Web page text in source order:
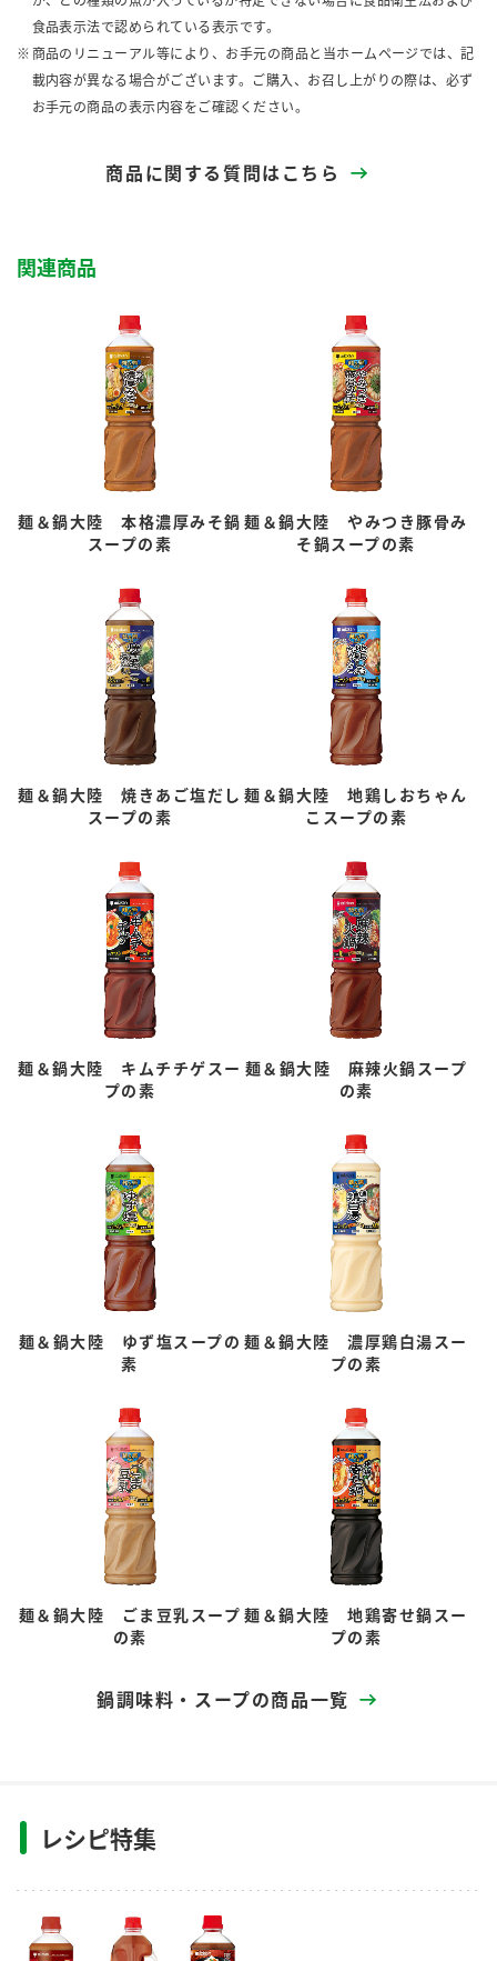
食品表示法で認められている表示です。
商品のリニューアル等により、お手元の商品と当ホームページでは、記
載内容が異なる場合がございます。ご購入、お召し上がりの際は、必ず
お手元の商品の表示内容をご確認ください。
商品に関する質問はこちら
関連商品
麺＆鍋大陸 本格濃厚みそ鍋
スープの素
麺＆鍋大陸 やみつき豚骨み
そ鍋スープの素
麺＆鍋大陸 焼きあご塩だし
スープの素
麺＆鍋大陸 地鶏しおちゃん
こスープの素
麺＆鍋大陸 キムチチゲスー
プの素
麺＆鍋大陸 麻辣火鍋スープ
の素
麺＆鍋大陸 ゆず塩スープの
素
麺＆鍋大陸 濃厚鶏白湯スー
プの素
麺＆鍋大陸 ごま豆乳スープ
の素
麺＆鍋大陸 地鶏寄せ鍋スー
プの素
鍋調味料・スープの商品一覧
レシピ特集